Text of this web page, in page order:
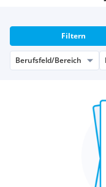
Filtern
Berufsfeld/Bereich